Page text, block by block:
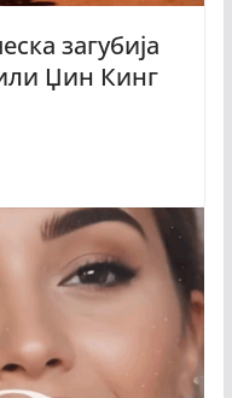
загубија
Џин Кинг